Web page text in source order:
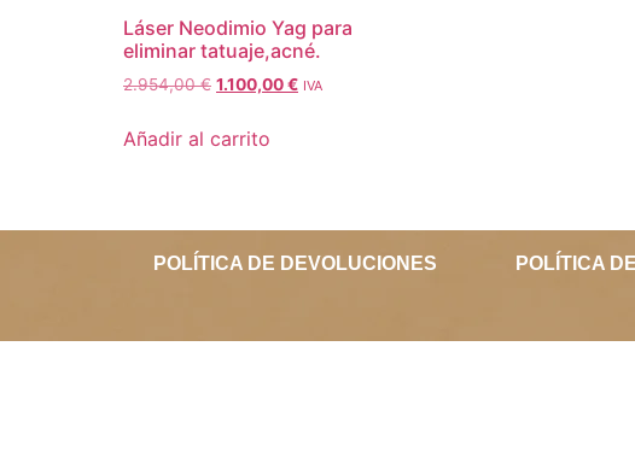
Láser Neodimio Yag para
eliminar tatuaje,acné.
2.954,00€ 1.100,00€ IVA
Añadir al carrito
POLÍTICA DE DEVOLUCIONES POLÍTICA